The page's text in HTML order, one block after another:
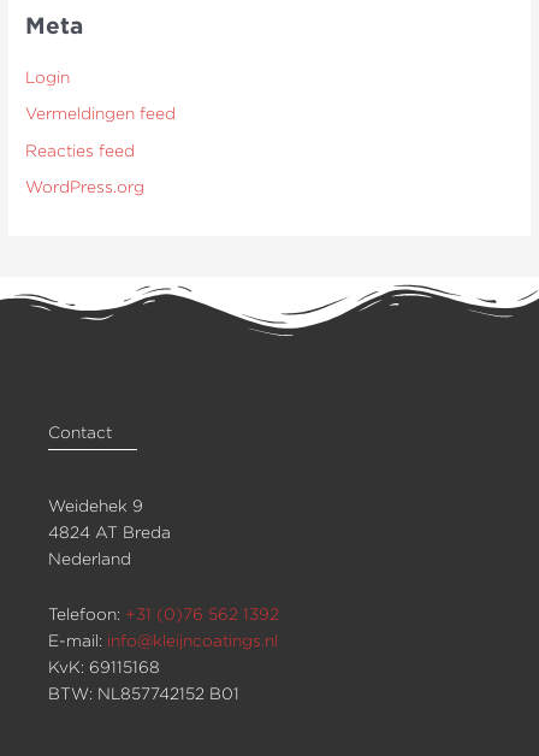
Meta
Login
Vermeldingen feed
Reacties feed
WordPress.org
Contact
Weidehek 9
4824 AT Breda
Nederland
Telefoon: +31 (0)76 562 1392
E-mail: info@kleijncoatings.nl
KvK: 69115168
BTW: NL857742152 B01